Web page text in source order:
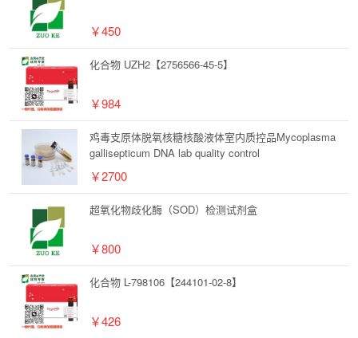
￥450
化合物 UZH2【2756566-45-5】
￥984
鸡毒支原体脱氧核糖核酸液体室内质控品Mycoplasma
gallisepticum DNA lab quality control
￥2700
超氧化物歧化酶（SOD）检测试剂盒
￥800
化合物 L-798106【244101-02-8】
￥426